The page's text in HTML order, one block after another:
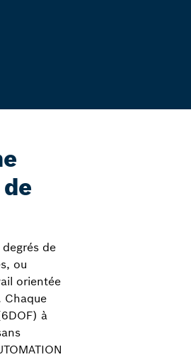
de
ou
orientée
Chaque
à